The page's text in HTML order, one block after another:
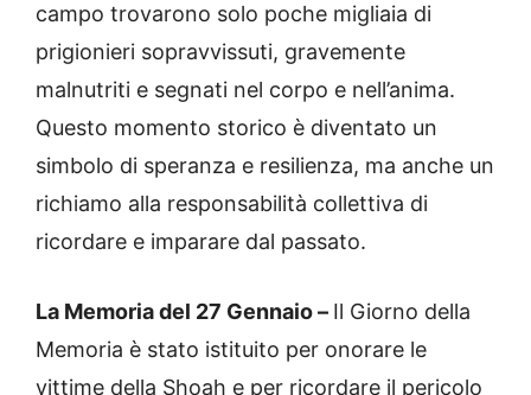
campo trovarono solo poche migliaia di
prigionieri sopravvissuti, gravemente
malnutriti e segnati nel corpo e nell’anima.
Questo momento storico è diventato un
simbolo di speranza e resilienza, ma anche un
richiamo alla responsabilità collettiva di
ricordare e imparare dal passato.
La Memoria del 27 Gennaio – Il Giorno della
Memoria è stato istituito per onorare le
vittime della Shoah e per ricordare il pericolo